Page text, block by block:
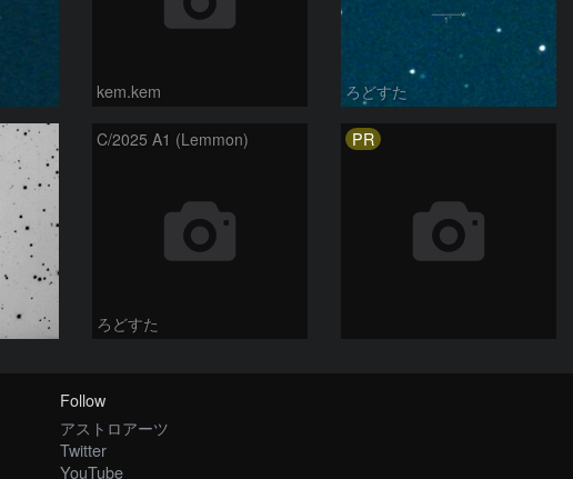
kem.kem ろどすた
C/2025 A1 (Lemmon)
ろどすた
PR
Follow
アストロアーツ
Twitter
YouTube